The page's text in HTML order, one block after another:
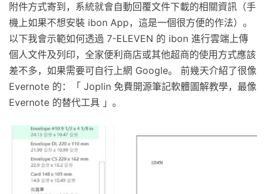
附件方式寄到，系統就會自動回覆文件下載的相關資訊（手
機上如果不想安裝 ibon App，這是一個很方便的作法）。
以下我會示範如何透過 7-ELEVEN 的 ibon 進行雲端上傳
個人文件及列印，全家便利商店或其他超商的使用方式應該
差不多，如果需要可自行上網 Google。 前幾天介紹了很像
Evernote 的：「 Joplin 免費開源筆記軟體圖解教學，最像
Evernote 的替代工具 」。